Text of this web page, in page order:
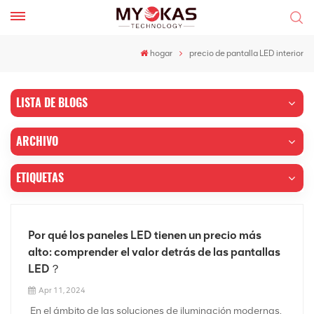
hogar precio de pantalla LED interior
LISTA DE BLOGS
ARCHIVO
ETIQUETAS
Por qué los paneles LED tienen un precio más
alto: comprender el valor detrás de las pantallas
LED？
Apr 11, 2024
En el ámbito de las soluciones de iluminación modernas,